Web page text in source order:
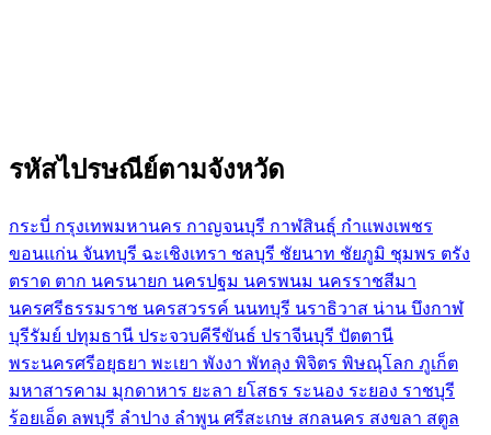
รหัสไปรษณีย์ตามจังหวัด
กระบี่ กรุงเทพมหานคร กาญจนบุรี กาฬสินธุ์ กำแพงเพชร
ขอนแก่น จันทบุรี ฉะเชิงเทรา ชลบุรี ชัยนาท ชัยภูมิ ชุมพร ตรัง
ตราด ตาก นครนายก นครปฐม นครพนม นครราชสีมา
นครศรีธรรมราช นครสวรรค์ นนทบุรี นราธิวาส น่าน บึงกาฬ
บุรีรัมย์ ปทุมธานี ประจวบคีรีขันธ์ ปราจีนบุรี ปัตตานี
พระนครศรีอยุธยา พะเยา พังงา พัทลุง พิจิตร พิษณุโลก ภูเก็ต
มหาสารคาม มุกดาหาร ยะลา ยโสธร ระนอง ระยอง ราชบุรี
ร้อยเอ็ด ลพบุรี ลำปาง ลำพูน ศรีสะเกษ สกลนคร สงขลา สตูล